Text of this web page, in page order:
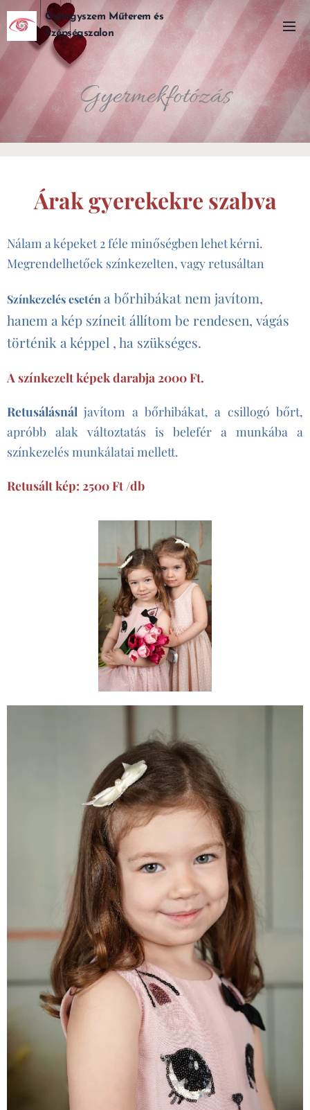
Gyöngyszem Műterem és
Szépségszalon
Gyermekfotózás
Árak gyerekekre szabva
Nálam a képeket 2 féle minőségben lehet kérni.
Megrendelhetőek színkezelten, vagy retusáltan
Színkezelés esetén a bőrhibákat nem javítom,
hanem a kép színeit állítom be rendesen, vágás
történik a képpel , ha szükséges.
A színkezelt képek darabja 2000 Ft.
Retusálásnál javítom a bőrhibákat, a csillogó bőrt,
apróbb alak változtatás is belefér a munkába a
színkezelés munkálatai mellett.
Retusált kép: 2500 Ft /db